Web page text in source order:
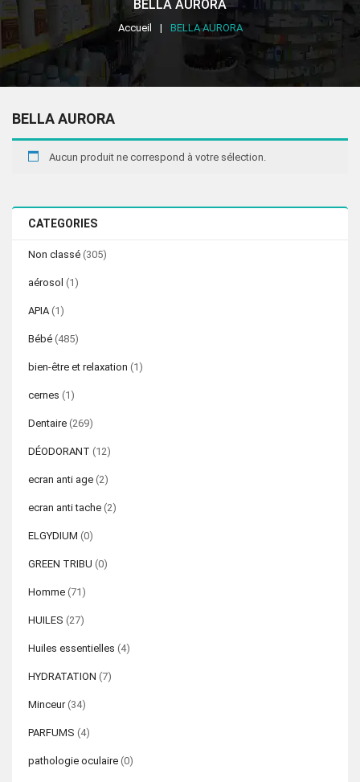
BELLA AURORA
Accueil BELLA AURORA
CATEGORIES
Non classé (305)
aérosol (1)
APIA (1)
Bébé (485)
bien-être et relaxation (1)
cernes (1)
Dentaire (269)
DÉODORANT (12)
ecran anti age (2)
ecran anti tache (2)
ELGYDIUM (0)
GREEN TRIBU (0)
Homme (71)
HUILES (27)
Huiles essentielles (4)
HYDRATATION (7)
Minceur (34)
PARFUMS (4)
pathologie oculaire (0)
BELLA AURORA
Aucun produit ne correspond à votre sélection.